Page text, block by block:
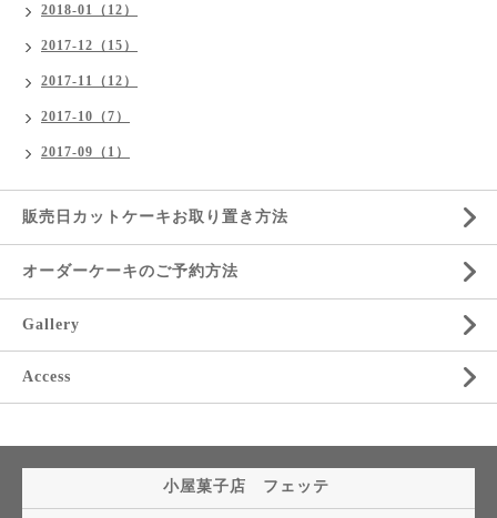
2018-01（12）
2017-12（15）
2017-11（12）
2017-10（7）
2017-09（1）
販売日カットケーキお取り置き方法
オーダーケーキのご予約方法
Gallery
Access
小屋菓子店 フェッテ